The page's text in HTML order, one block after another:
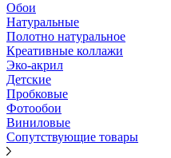
Обои
Натуральные
Полотно натуральное
Креативные коллажи
Эко-акрил
Детские
Пробковые
Фотообои
Виниловые
Сопутствующие товары